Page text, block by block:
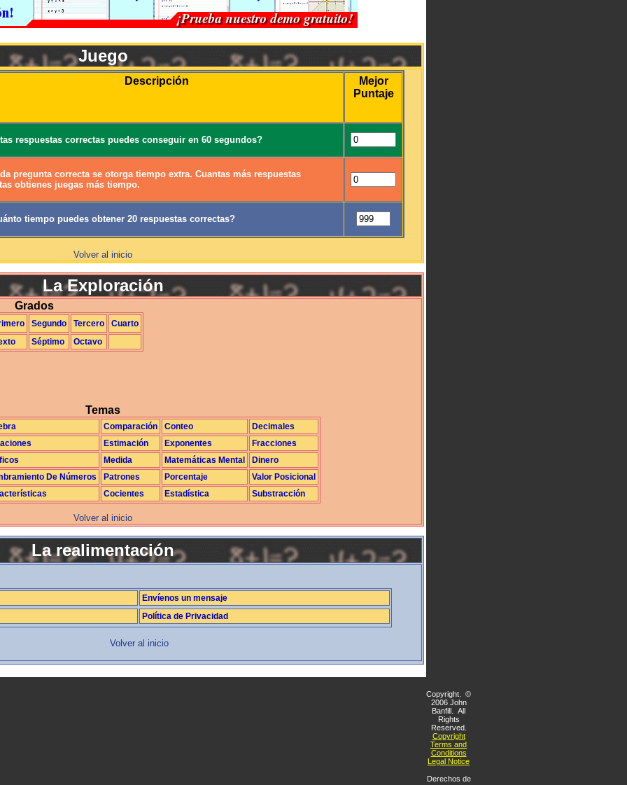
Juego
Descripción
Mejor
Puntaje
respuestas correctas puedes conseguir en 60 segundos?
pregunta correcta se otorga tiempo extra. Cuantas más respuestas
obtienes juegas más tiempo.
tiempo puedes obtener 20 respuestas correctas?
Volver al inicio
La Exploración
Grados
Segundo Tercero
Cuarto
Séptimo Octavo
Temas
Comparación Conteo
Decimales
Estimación Exponentes
Fracciones
Medida Matemáticas Mental
Dinero
De Números
Patrones Porcentaje
Valor Posicional
Cocientes Estadística Substracción
Volver al inicio
La realimentación
Envíenos un mensaje
Política de Privacidad
Volver al inicio
Copyright. ©
2006 John
Banfill. All
Rights
Reserved.
Copyright
Terms and
Conditions
Legal Notice
Derechos de